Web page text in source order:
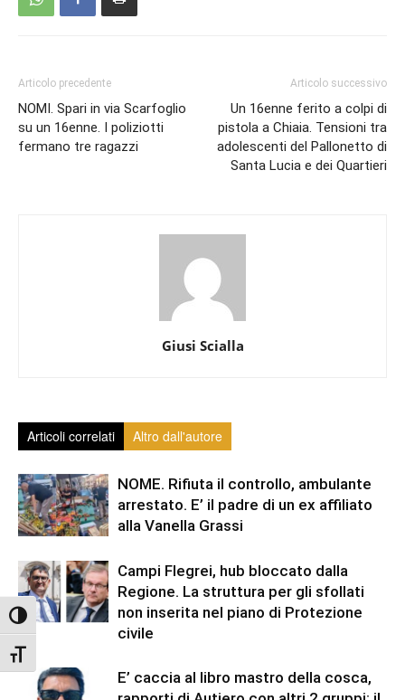
Attiva/disattiva alto contrasto
Attiva/disattiva dimensione testo
Articolo precedente
NOMI. Spari in via Scarfoglio
su un 16enne. I poliziotti
fermano tre ragazzi
Articolo successivo
Un 16enne ferito a colpi di
pistola a Chiaia. Tensioni tra
adolescenti del Pallonetto di
Santa Lucia e dei Quartieri
Giusi Scialla
Articoli correlati Altro dall'autore
NOME. Rifiuta il controllo, ambulante
arrestato. E’ il padre di un ex affiliato
alla Vanella Grassi
Campi Flegrei, hub bloccato dalla
Regione. La struttura per gli sfollati
non inserita nel piano di Protezione
civile
E’ caccia al libro mastro della cosca,